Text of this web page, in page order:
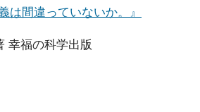
は間違っていないか。』
幸福の科学出版